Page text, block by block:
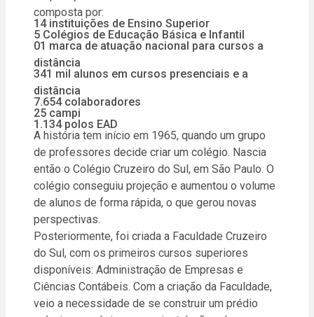
composta por:
14 instituições de Ensino Superior
5 Colégios de Educação Básica e Infantil
01 marca de atuação nacional para cursos a
distância
341 mil alunos em cursos presenciais e a
distância
7.654 colaboradores
25 campi
1.134 polos EAD
A história tem início em 1965, quando um grupo
de professores decide criar um colégio. Nascia
então o Colégio Cruzeiro do Sul, em São Paulo. O
colégio conseguiu projeção e aumentou o volume
de alunos de forma rápida, o que gerou novas
perspectivas.
Posteriormente, foi criada a Faculdade Cruzeiro
do Sul, com os primeiros cursos superiores
disponíveis: Administração de Empresas e
Ciências Contábeis. Com a criação da Faculdade,
veio a necessidade de se construir um prédio